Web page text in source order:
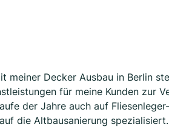
meiner Decker Ausbau in Berlin
für meine Kunden zur
der Jahre auch auf
die Altbausanierung